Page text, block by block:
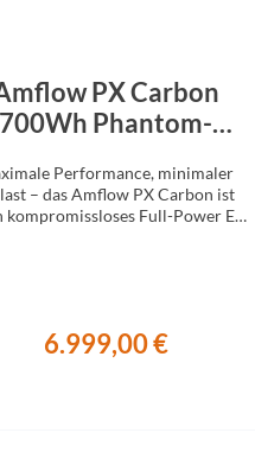
PX Carbon
700Wh Phantom-
Performance, minimaler
– das Amflow PX Carbon ist
kompromissloses Full-Power E-
6.999,00 €